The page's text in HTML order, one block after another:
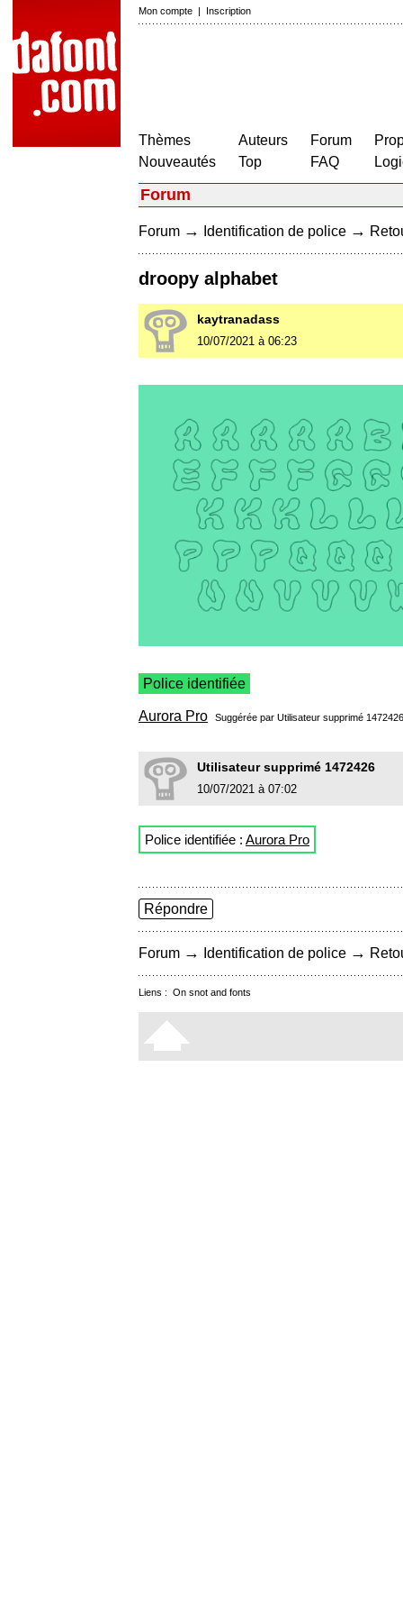
Mon compte | Inscription
Thèmes
Nouveautés
Auteurs
Top
Forum
FAQ
Forum
Forum → Identification de police →
droopy alphabet
kaytranadass
10/07/2021 à 06:23
Police identifiée
Aurora Pro Suggérée par Utilisateur supprimé
Utilisateur supprimé 1472426
10/07/2021 à 07:02
Police identifiée : Aurora Pro
Répondre
Forum → Identification de police →
Liens : On snot and fonts